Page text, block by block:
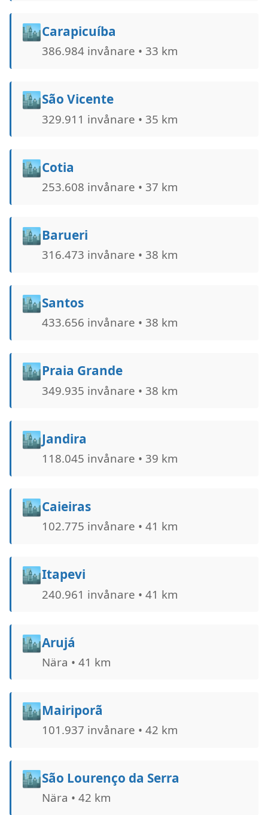
🏙️Carapicuíba
386.984 invånare • 33 km
🏙️São Vicente
329.911 invånare • 35 km
🏙️Cotia
253.608 invånare • 37 km
🏙️Barueri
316.473 invånare • 38 km
🏙️Santos
433.656 invånare • 38 km
🏙️Praia Grande
349.935 invånare • 38 km
🏙️Jandira
118.045 invånare • 39 km
🏙️Caieiras
102.775 invånare • 41 km
🏙️Itapevi
240.961 invånare • 41 km
🏙️Arujá
Nära • 41 km
🏙️Mairiporã
101.937 invånare • 42 km
🏙️São Lourenço da Serra
Nära • 42 km